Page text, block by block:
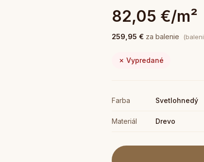
82,05 €/m²
259,95 € za balenie
✗ Vypredané
Farba Svetlohnedý
Materiál Drevo